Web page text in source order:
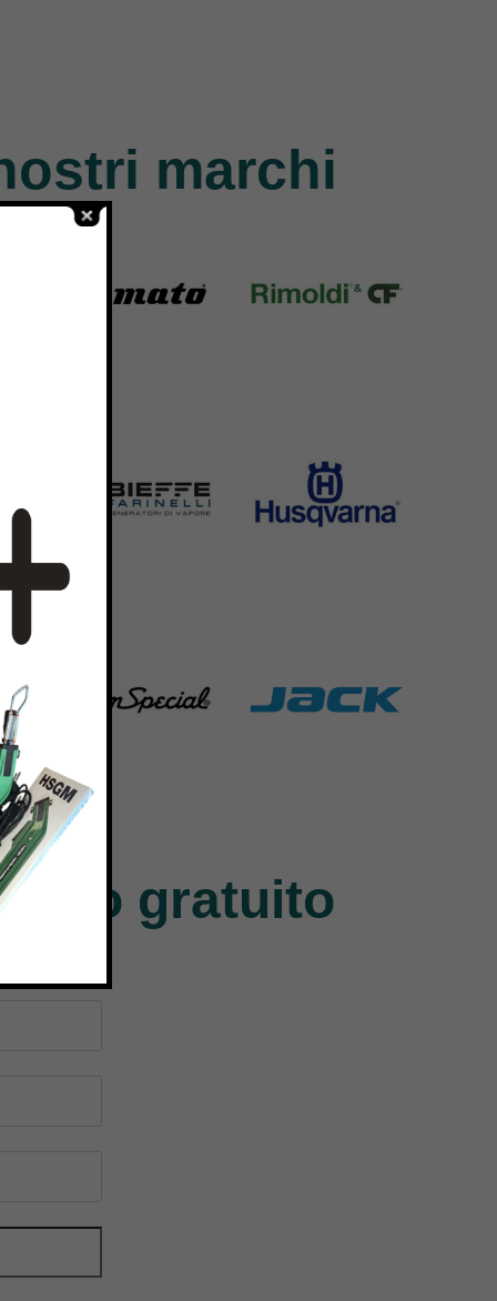
marchi
Union Special
140 Products
gratuito